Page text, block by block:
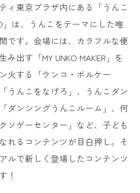
ィ東京プラザ内にある「うんこ
」は、うんこをテーマにした唯
です。会場には、カラフルな便
出す「MY UNKO MAKER」を
火する「ウンコ・ボルケー
うんこをなげろ」、うんこダン
ダンシングうんこルーム」、何
ソゲーセンター」など、子ども
れるコンテンツが目白押し。そ
ルで新しく登場したコンテンツ
！